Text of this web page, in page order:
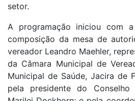
setor.
A programação iniciou com
composição da mesa de
vereador Leandro Maehler,
da Câmara Municipal de
Municipal de Saúde, Jacira de
pela presidente do Conselho